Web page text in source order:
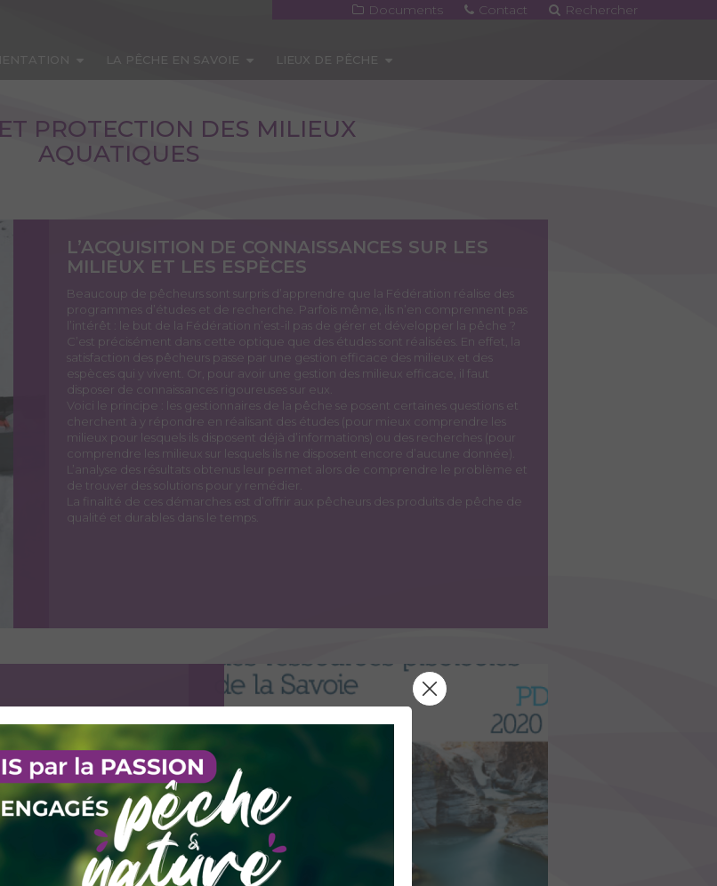
Documents Contact Rechercher
LA PÊCHE EN SAVOIE LIEUX DE PÊCHE
PROTECTION DES MILIEUX
AQUATIQUES
L’ACQUISITION DE CONNAISSANCES SUR LES
MILIEUX ET LES ESPÈCES
Beaucoup de pêcheurs sont surpris d’apprendre que la Fédération réalise des
programmes d’études et de recherche. Parfois même, ils n’en comprennent pas
l’intérêt : le but de la Fédération n’est-il pas de gérer et développer la pêche ?
C’est précisément dans cette optique que des études sont réalisées. En effet, la
satisfaction des pêcheurs passe par une gestion efficace des milieux et des
espèces qui y vivent. Or, pour avoir une gestion des milieux efficace, il faut
disposer de connaissances rigoureuses sur eux.
Voici le principe : les gestionnaires de la pêche se posent certaines questions et
cherchent à y répondre en réalisant des études (pour mieux comprendre les
milieux pour lesquels ils disposent déjà d’informations) ou des recherches (pour
comprendre les milieux sur lesquels ils ne disposent encore d’aucune donnée).
L’analyse des résultats obtenus leur permet alors de comprendre le problème et
de trouver des solutions pour y remédier.
La finalité de ces démarches est d’offrir aux pêcheurs des produits de pêche de
qualité et durables dans le temps.
et la Gestion des
général qui, après un
propose des objectifs de
de Propositions d'Actions
les AAPPMA du
sont planifiées sur cinq
PGP par AAPPMA.